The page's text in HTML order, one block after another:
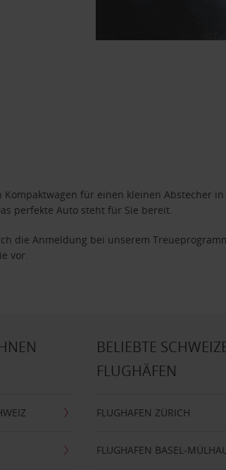
für einen kleinen Abstecher
perfekte Auto steht für Sie bereit.
die Anmeldung bei unserem
vor.
BELIEBTE
FLUGHÄFEN
FLUGHAFEN ZÜRICH
FLUGHAFEN BASEL-